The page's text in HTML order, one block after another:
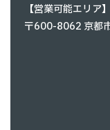
【営業可能エリア
〒600-8062 京都